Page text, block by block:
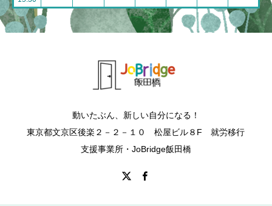
動いたぶん、新しい自分になる！
東京都文京区後楽２－２－１０ 松屋ビル８F 就労移行
支援事業所・JoBridge飯田橋